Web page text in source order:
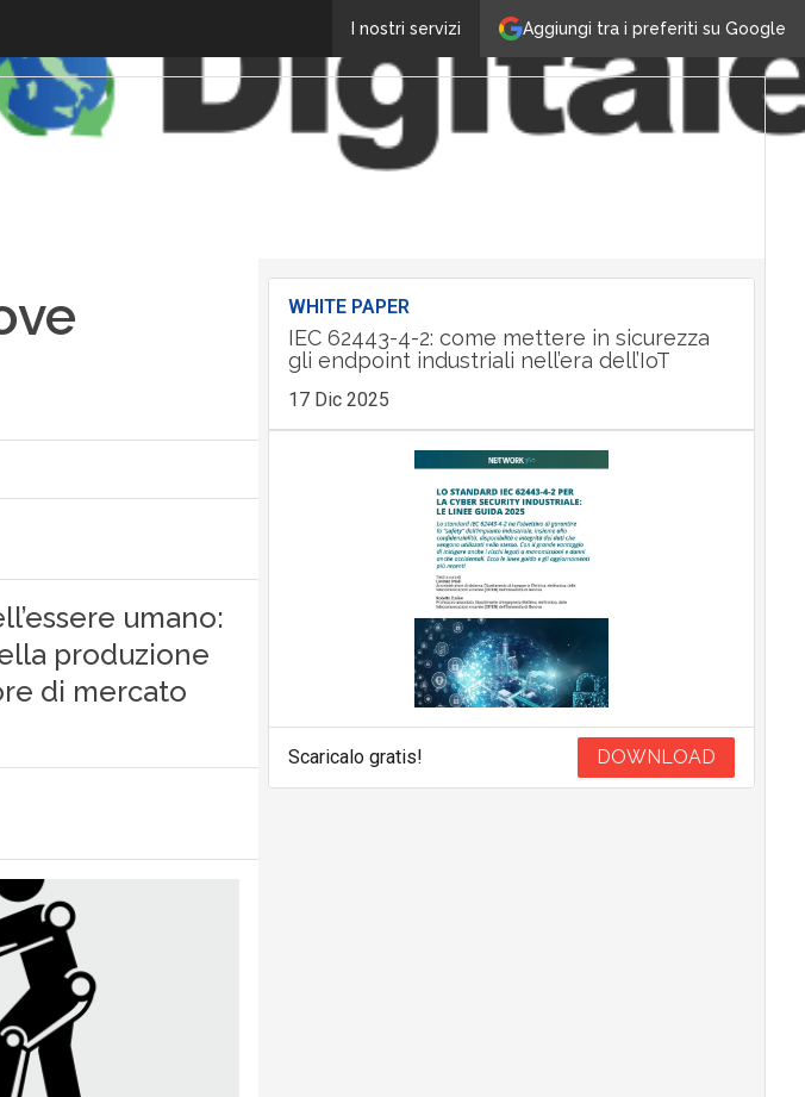
Aggiungi tra i preferiti su Google
I nostri servizi
umano:
produzione
di mercato
WHITE PAPER
IEC 62443-4-2: come mettere in sicurezza
gli endpoint industriali nell’era dell’IoT
17 Dic 2025
Scaricalo gratis! DOWNLOAD